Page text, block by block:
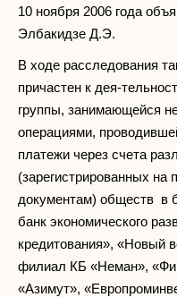
10 ноября 2006 года
Элбакидзе Д.Э.
В ходе расследования
причастен к дея-
группы, занимающейся
операциями,
платежи через счета
(зарегистрированных
документам) обществ в
банк экономического
кредитования», «Новый
филиал КБ «Неман»,
«Азимут»,